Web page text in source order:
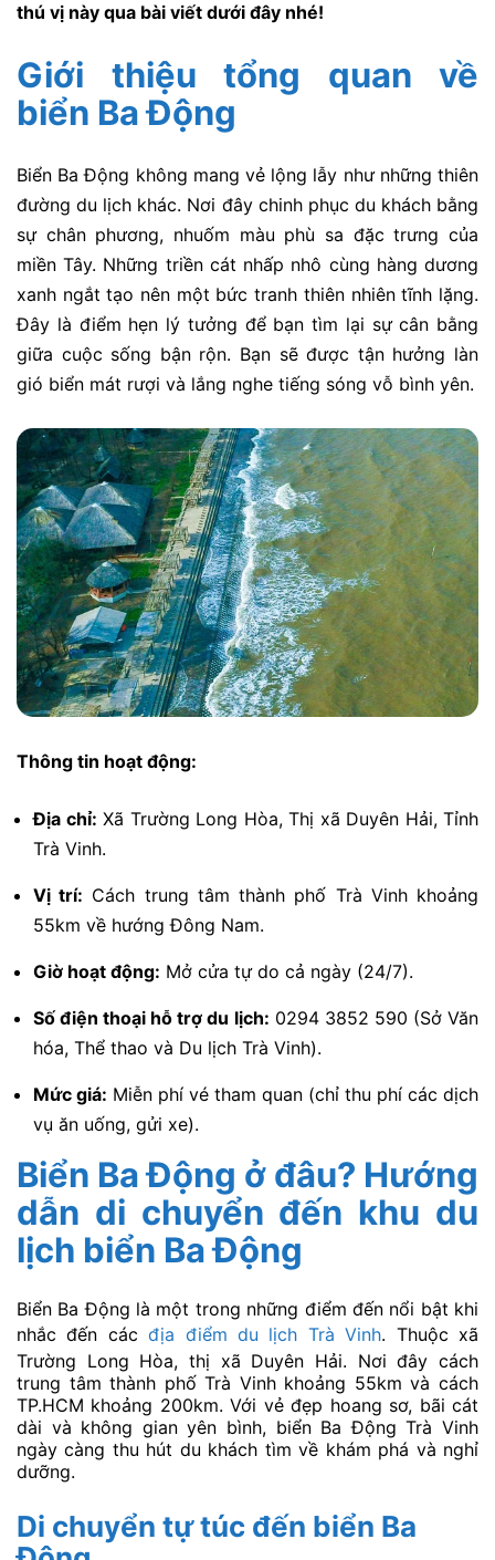
thú vị này qua bài viết dưới đây nhé!
Giới thiệu tổng quan về
biển Ba Động
Biển Ba Động không mang vẻ lộng lẫy như những thiên
đường du lịch khác. Nơi đây chinh phục du khách bằng
sự chân phương, nhuốm màu phù sa đặc trưng của
miền Tây. Những triền cát nhấp nhô cùng hàng dương
xanh ngắt tạo nên một bức tranh thiên nhiên tĩnh lặng.
Đây là điểm hẹn lý tưởng để bạn tìm lại sự cân bằng
giữa cuộc sống bận rộn. Bạn sẽ được tận hưởng làn
gió biển mát rượi và lắng nghe tiếng sóng vỗ bình yên.
Thông tin hoạt động:
Địa chỉ: Xã Trường Long Hòa, Thị xã Duyên Hải, Tỉnh
Trà Vinh.
Vị trí: Cách trung tâm thành phố Trà Vinh khoảng
55km về hướng Đông Nam.
Giờ hoạt động: Mở cửa tự do cả ngày (24/7).
Số điện thoại hỗ trợ du lịch: 0294 3852 590 (Sở Văn
hóa, Thể thao và Du lịch Trà Vinh).
Mức giá: Miễn phí vé tham quan (chỉ thu phí các dịch
vụ ăn uống, gửi xe).
Biển Ba Động ở đâu? Hướng
dẫn di chuyển đến khu du
lịch biển Ba Động
Biển Ba Động là một trong những điểm đến nổi bật khi
nhắc đến cácđịa điểm du lịch Trà Vinh. Thuộc xã
Trường Long Hòa, thị xã Duyên Hải. Nơi đây cách
trung tâm thành phố Trà Vinh khoảng 55km và cách
TP.HCM khoảng 200km. Với vẻ đẹp hoang sơ, bãi cát
dài và không gian yên bình, biển Ba Động Trà Vinh
ngày càng thu hút du khách tìm về khám phá và nghỉ
dưỡng.
Di chuyển tự túc đến biển Ba